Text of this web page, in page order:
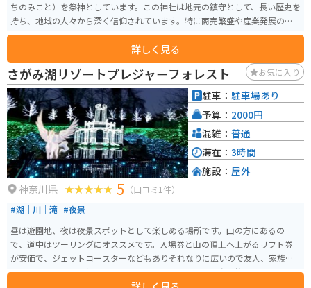
ちのみこと）を祭神としています。この神社は地元の鎮守として、長い歴史を
持ち、地域の人々から深く信仰されています。特に商売繁盛や産業発展の神
様とされ、多くの企業家や個人が参拝に訪れます。神社の境内は静かで落ち
着いた雰囲気です。伝承では1333年、新田義貞公が鎌倉討幕のおり、ここで
祈願するように言われ、創建されたと伝えられています。また、年間を通じ
て様々な祭事が執り行われ、地域文化の一翼を担っています。
詳しく見る
さがみ湖リゾートプレジャーフォレスト お気に入り
神奈川県 5 （口コミ1件）
#湖｜川｜滝 #夜景
昼は遊園地、夜は夜景スポットとして楽しめる場所です。山の方にあるの
で、道中はツーリングにオススメです。入場券と山の頂上へ上がるリフト券
が安価で、ジェットコースターなどもありそれなりに広いので友人、家族、
恋人と楽しめます。冬のクリスマスシーズンだけでなく春は桜のライトアッ
駐車： 駐車場あり
予算： 2000円
混雑： 普通
滞在： 3時間
施設： 屋外